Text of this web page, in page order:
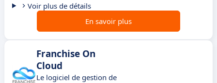
Voir plus de détails
En savoir plus
Franchise On
Cloud
Le logiciel de gestion de